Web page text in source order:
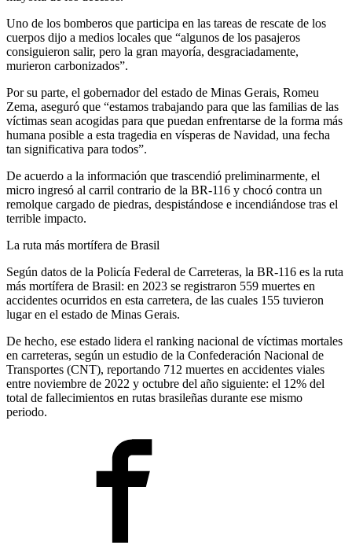
Uno de los bomberos que participa en las tareas de rescate de los
cuerpos dijo a medios locales que “algunos de los pasajeros
consiguieron salir, pero la gran mayoría, desgraciadamente,
murieron carbonizados”.
Por su parte, el gobernador del estado de Minas Gerais, Romeu
Zema, aseguró que “estamos trabajando para que las familias de las
víctimas sean acogidas para que puedan enfrentarse de la forma más
humana posible a esta tragedia en vísperas de Navidad, una fecha
tan significativa para todos”.
De acuerdo a la información que trascendió preliminarmente, el
micro ingresó al carril contrario de la BR-116 y chocó contra un
remolque cargado de piedras, despistándose e incendiándose tras el
terrible impacto.
La ruta más mortífera de Brasil
Según datos de la Policía Federal de Carreteras, la BR-116 es la ruta
más mortífera de Brasil: en 2023 se registraron 559 muertes en
accidentes ocurridos en esta carretera, de las cuales 155 tuvieron
lugar en el estado de Minas Gerais.
De hecho, ese estado lidera el ranking nacional de víctimas mortales
en carreteras, según un estudio de la Confederación Nacional de
Transportes (CNT), reportando 712 muertes en accidentes viales
entre noviembre de 2022 y octubre del año siguiente: el 12% del
total de fallecimientos en rutas brasileñas durante ese mismo
periodo.